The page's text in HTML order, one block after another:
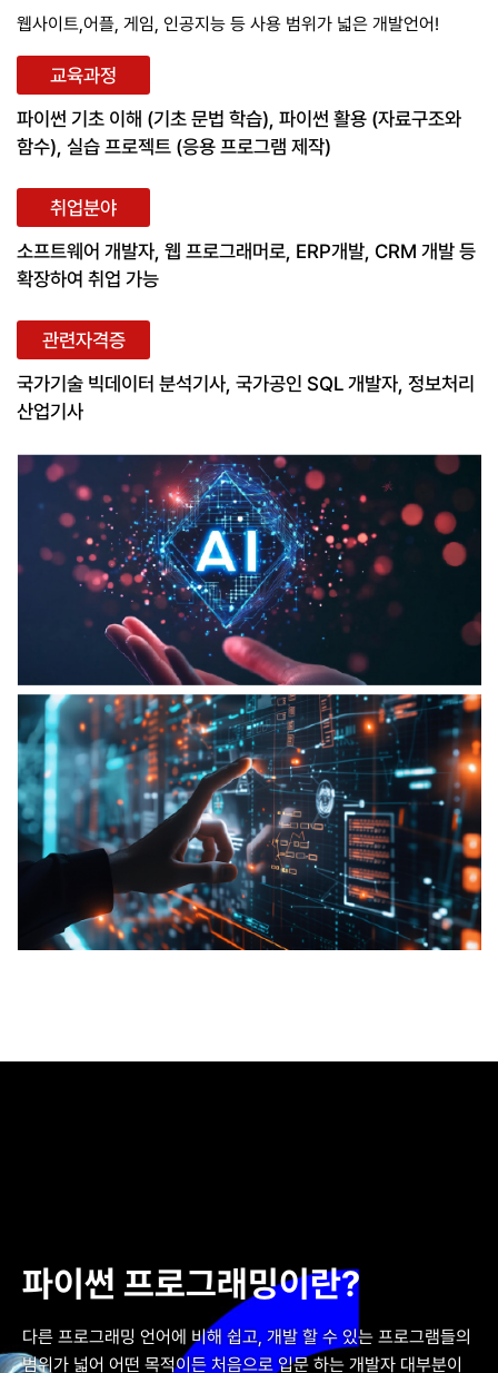
웹사이트,어플, 게임, 인공지능 등 사용 범위가 넓은 개발언어!
교육과정
파이썬 기초 이해 (기초 문법 학습), 파이썬 활용 (자료구조와
함수), 실습 프로젝트 (응용 프로그램 제작)
취업분야
소프트웨어 개발자, 웹 프로그래머로, ERP개발, CRM 개발 등
확장하여 취업 가능
관련자격증
국가기술 빅데이터 분석기사, 국가공인 SQL 개발자, 정보처리
산업기사
파이썬 프로그래밍이란?
다른 프로그래밍 언어에 비해 쉽고, 개발 할 수 있는 프로그램들의
범위가 넓어 어떤 목적이든 처음으로 입문 하는 개발자 대부분이